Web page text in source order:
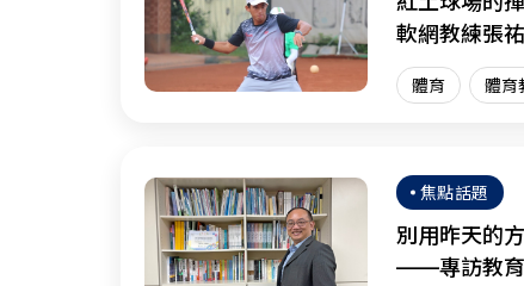
軟網教練張
體育 體育
焦點話題
別用昨天的
——專訪教育